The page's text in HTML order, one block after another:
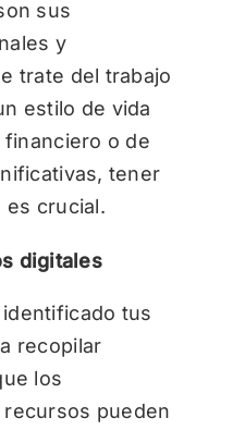
sus
y
trate del trabajo
estilo de vida
o de
tener
es crucial.
digitales
tus
recopilar
los
pueden